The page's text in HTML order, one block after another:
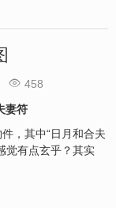
 458
妻符
，其中“日月和合夫
觉有点玄乎？其实